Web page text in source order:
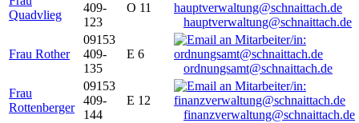
Quadvlieg
409-
123
O 11
hauptverwaltung@schnaittach.de
Frau Rother
09153
409-
135
E 6
ordnungsamt@schnaittach.de
Frau
Rottenberger
09153
409-
144
E 12
finanzverwaltung@schnaittach.de